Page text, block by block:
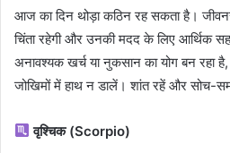
आज का दिन थोड़ा कठिन रह सकता है।
चिंता रहेगी और उनकी मदद के लिए आर्थिक
अनावश्यक खर्च या नुकसान का योग बन रहा
जोखिमों में हाथ न डालें। शांत रहें और सोच-
वृश्चिक (Scorpio)